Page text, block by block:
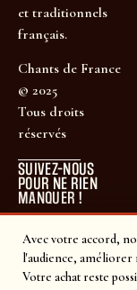
Avec votre accord,
l'audience, améliorer
Votre achat reste
et traditionnels
français.
Chants de France
© 2025
Tous droits
réservés
SUIVEZ-NOUS
POUR NE RIEN
MANQUER !